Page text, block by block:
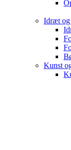
Idræt og
Kunst